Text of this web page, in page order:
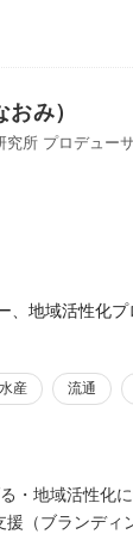
域ブランドの
み）
所 プロデュー
、地域活性化プ
水産 流通
・地域活性化
（ブランディ